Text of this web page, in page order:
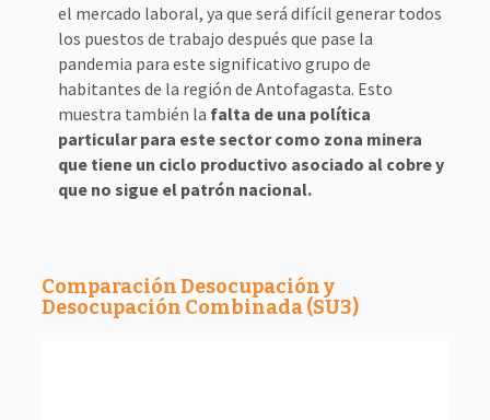
el mercado laboral, ya que será difícil generar todos
los puestos de trabajo después que pase la
pandemia para este significativo grupo de
habitantes de la región de Antofagasta. Esto
muestra también la falta de una política
particular para este sector como zona minera
que tiene un ciclo productivo asociado al cobre y
que no sigue el patrón nacional.
Comparación Desocupación y
Desocupación Combinada (SU3)
-15k
10k